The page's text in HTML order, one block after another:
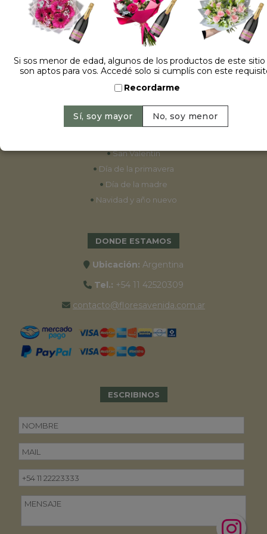
ESPECIALES
•Cumpleaños
•15 años
• Bodas
•Aniversarios
•Graduaciones
•San Valentín
• Día de la primavera
• Día de la madre
• Navidad y año nuevo
DONDE ESTAMOS
Ubicación: Argentina
Tel.: +54 11 42520309
contacto@floresavenida.com.ar
ESCRIBINOS
Si sos menor de edad, algunos de los productos de este
son aptos para vos. Accedé solo si cumplís con este
Recordarme